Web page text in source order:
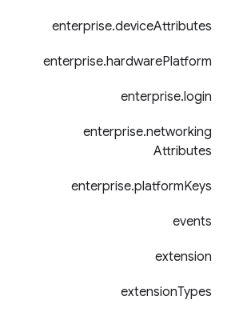
enterprise.deviceAttributes
enterprise.hardwarePlatform
enterprise.login
enterprise.networking
Attributes
enterprise.platformKeys
events
extension
extensionTypes